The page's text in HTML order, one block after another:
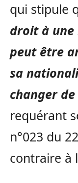
qui stipule
droit à
peut être
sa
changer
requérant
n°023 du
contraire à